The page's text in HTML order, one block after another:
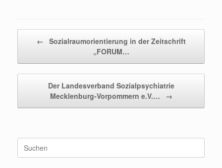
← Sozialraumorientierung in der Zeitschrift
„FORUM…
Der Landesverband Sozialpsychiatrie
Mecklenburg-Vorpommern e.V.…
→
nach: